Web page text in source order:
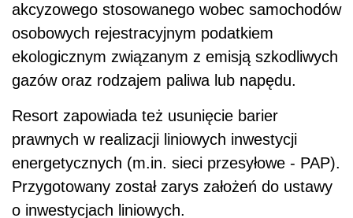
akcyzowego stosowanego wobec samochodów
osobowych rejestracyjnym podatkiem
ekologicznym związanym z emisją szkodliwych
gazów oraz rodzajem paliwa lub napędu.
Resort zapowiada też usunięcie barier
prawnych w realizacji liniowych inwestycji
energetycznych (m.in. sieci przesyłowe - PAP).
Przygotowany został zarys założeń do ustawy
o inwestycjach liniowych.